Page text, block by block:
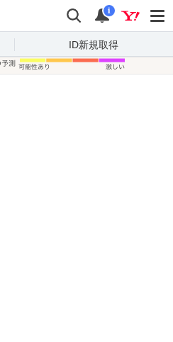
検索 通知
i
ID新規取得